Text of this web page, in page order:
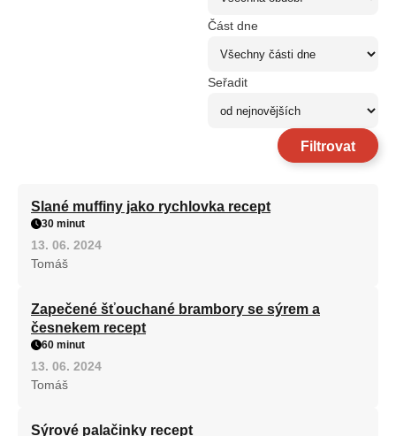
Část dne
Seřadit
Filtrovat
Slané muffiny jako rychlovka recept
30 minut
13. 06. 2024
Tomáš
Zapečené šťouchané brambory se sýrem a
česnekem recept
60 minut
13. 06. 2024
Tomáš
Sýrové palačinky recept